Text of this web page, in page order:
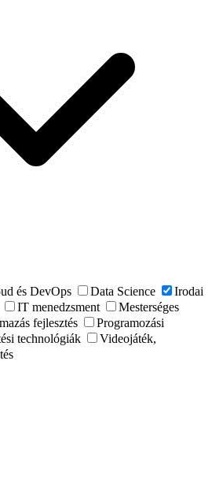
és DevOps Data Science
Irodai
IT menedzsment
Mesterséges
fejlesztés
Programozási
technológiák
Videojáték,